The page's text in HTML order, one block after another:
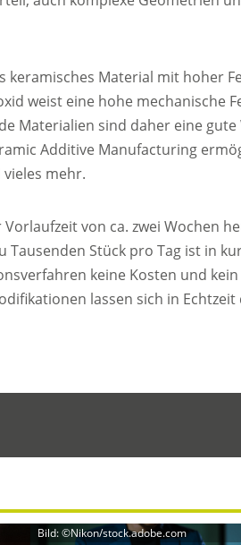
keramisches Material mit hoher
weist eine hohe mechanische
Materialien sind daher eine
Additive Manufacturing
mehr.
von ca. zwei Wochen
Stück pro Tag ist in
keine Kosten und
lassen sich in
Bild: ©Nikon/stock.adobe.com